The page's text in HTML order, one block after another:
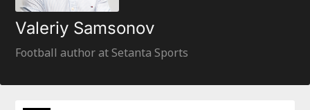
Valeriy Samsonov
Football author at Setanta Sports